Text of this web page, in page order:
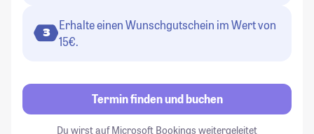
3
Erhalte einen Wunschgutschein im Wert von
15€.
Termin finden und buchen
Du wirst auf Microsoft Bookings weitergeleitet